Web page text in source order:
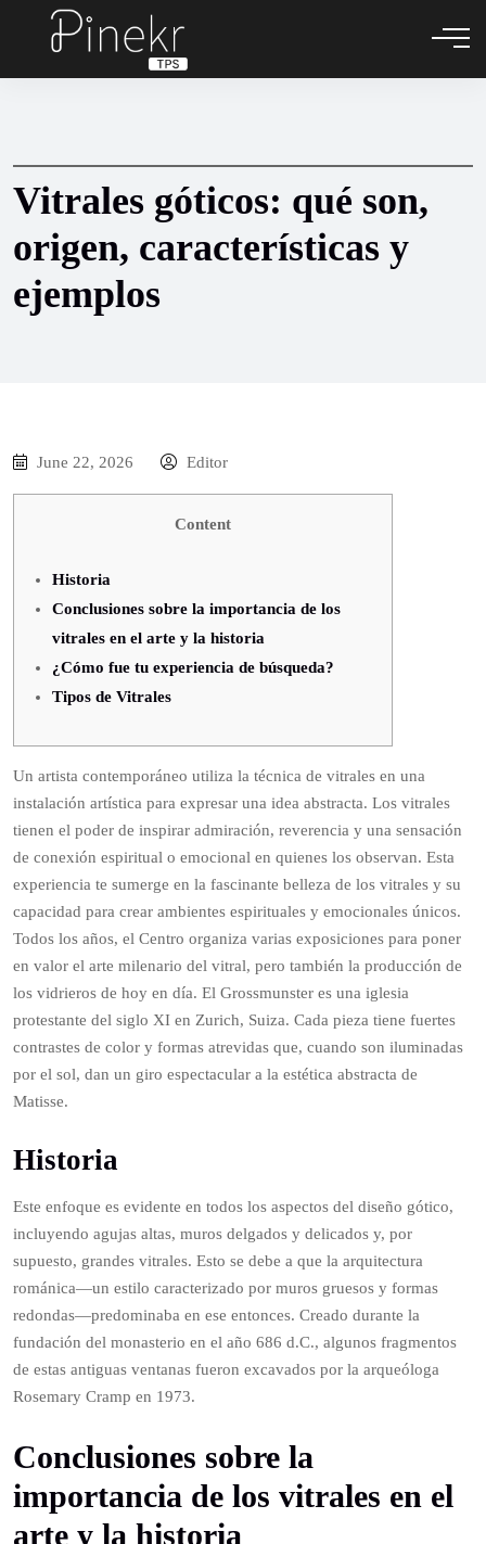
Vitrales góticos: qué son,
origen, características y
ejemplos
June 22, 2026 Editor
Content
Historia
Conclusiones sobre la importancia de los
vitrales en el arte y la historia
¿Cómo fue tu experiencia de búsqueda?
Tipos de Vitrales
Un artista contemporáneo utiliza la técnica de vitrales en una
instalación artística para expresar una idea abstracta. Los vitrales
tienen el poder de inspirar admiración, reverencia y una sensación
de conexión espiritual o emocional en quienes los observan. Esta
experiencia te sumerge en la fascinante belleza de los vitrales y su
capacidad para crear ambientes espirituales y emocionales únicos.
Todos los años, el Centro organiza varias exposiciones para poner
en valor el arte milenario del vitral, pero también la producción de
los vidrieros de hoy en día. El Grossmunster es una iglesia
protestante del siglo XI en Zurich, Suiza. Cada pieza tiene fuertes
contrastes de color y formas atrevidas que, cuando son iluminadas
por el sol, dan un giro espectacular a la estética abstracta de
Matisse.
Historia
Este enfoque es evidente en todos los aspectos del diseño gótico,
incluyendo agujas altas, muros delgados y delicados y, por
supuesto, grandes vitrales. Esto se debe a que la arquitectura
románica—un estilo caracterizado por muros gruesos y formas
redondas—predominaba en ese entonces. Creado durante la
fundación del monasterio en el año 686 d.C., algunos fragmentos
de estas antiguas ventanas fueron excavados por la arqueóloga
Rosemary Cramp en 1973.
Conclusiones sobre la
importancia de los vitrales en el
arte y la historia